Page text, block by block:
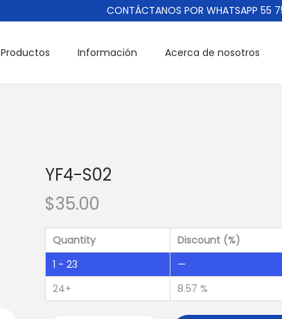
CONTÁCTANOS POR WHATSAPP 55
Productos Información Acerca de nosotros
YF4-S02
$35.00
Quantity Discount (%)
1 - 23
—
24+
8.57 %